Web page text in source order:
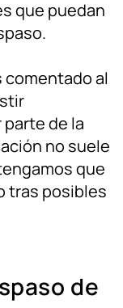
que puedan
comentado al
de la
no suele
que
tras posibles
de